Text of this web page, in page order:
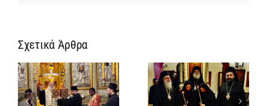
Σχετικά ΆρθραΊδρυση
Γυναικείας
Ιεράς
Πατριαρχικής
και